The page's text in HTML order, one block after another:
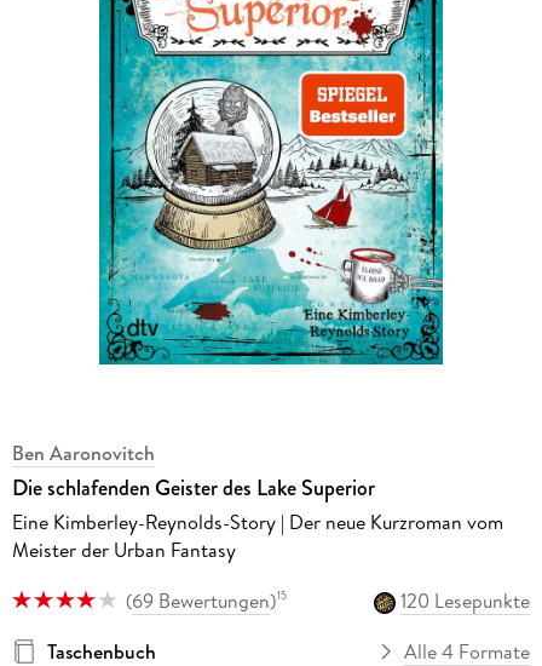
Ben Aaronovitch
Die schlafenden Geister des Lake Superior
Eine Kimberley-Reynolds-Story | Der neue Kurzroman vom
Meister der Urban Fantasy
(69 Bewertungen)15
120 Lesepunkte
Taschenbuch
Alle 4 Formate